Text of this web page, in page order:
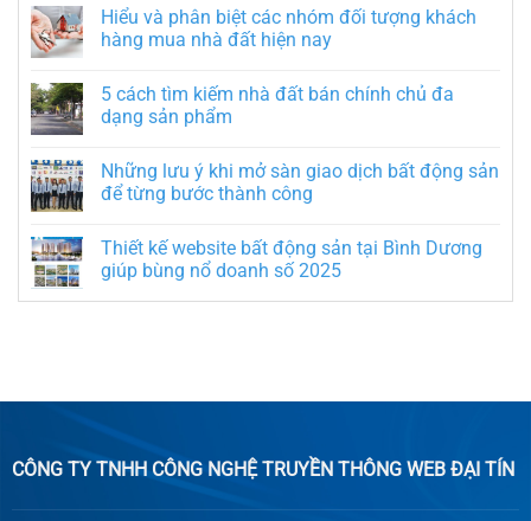
Hiểu và phân biệt các nhóm đối tượng khách
hàng mua nhà đất hiện nay
5 cách tìm kiếm nhà đất bán chính chủ đa
dạng sản phẩm
Những lưu ý khi mở sàn giao dịch bất động sản
để từng bước thành công
Thiết kế website bất động sản tại Bình Dương
giúp bùng nổ doanh số 2025
CÔNG TY TNHH CÔNG NGHỆ TRUYỀN THÔNG WEB ĐẠI TÍN